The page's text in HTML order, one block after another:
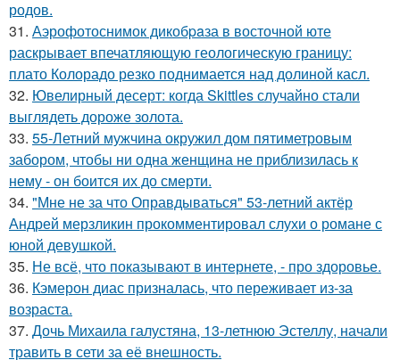
родов.
31. Аэрофотоснимок дикобpaза в восточной юте
раскрывает впечатляющую геологическую границу:
плато Колорадо резко поднимается над долиной касл.
32. Ювелирный десерт: когда Skittles случайно стали
выглядеть дороже золота.
33. 55-Летний мужчина окружил дом пятиметровым
забором, чтобы ни одна женщина не приблизилась к
нему - он боится их до смерти.
34. "Мне не за что Оправдываться" 53-летний актёр
Андрей мерзликин прокомментировал слухи о романе с
юной девушкой.
35. Не всё, что показывают в интернете, - про здоровье.
36. Кэмерон диас призналась, что переживает из-за
возраста.
37. Дочь Михаила галустяна, 13-летнюю Эстеллу, начали
травить в сети за её внешность.